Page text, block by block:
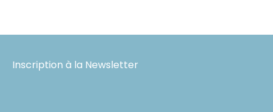
Inscription à la Newsletter